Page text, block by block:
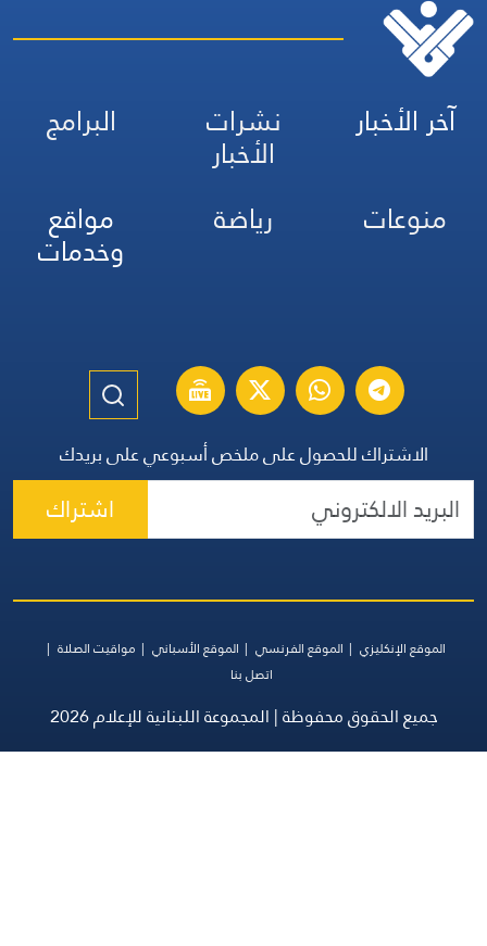
الأخبار نشرات
الأخبار
البرامج
رياضة مواقع
وخدمات
الاشتراك للحصول على ملخص أسبوعي على بريدك
اشتراك
الإنكليزي الموقع الفرنسي الموقع الأسباني
مواقيت الصلاة
جميع الحقوق محفوظة | المجموعة اللبنانية للإعلام 2026